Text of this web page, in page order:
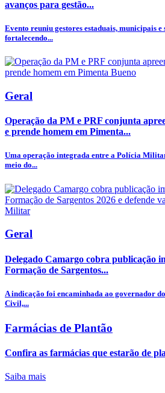
avanços para gestão...
Evento reuniu gestores estaduais, municipais
fortalecendo...
Geral
Operação da PM e PRF conjunta
e prende homem em Pimenta...
Uma operação integrada entre a Polícia
meio do...
Geral
Delegado Camargo cobra publicação
Formação de Sargentos...
A indicação foi encaminhada ao governador
Civil,...
Farmácias de Plantão
Confira as farmácias que estarão de
Saiba mais